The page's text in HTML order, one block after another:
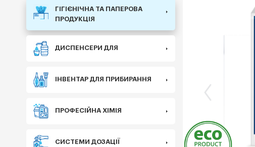
ГІГІЄНІЧНА ТА ПАПЕРОВА
ПРОДУКЦІЯ
ДИСПЕНСЕРИ ДЛЯ
ІНВЕНТАР ДЛЯ ПРИБИРАННЯ
ПРОФЕСІЙНА ХІМІЯ
СИСТЕМИ ДОЗАЦІЇ